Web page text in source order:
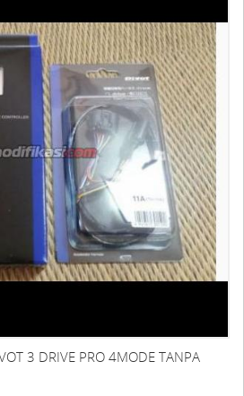
3 DRIVE PRO 4MODE TANPA